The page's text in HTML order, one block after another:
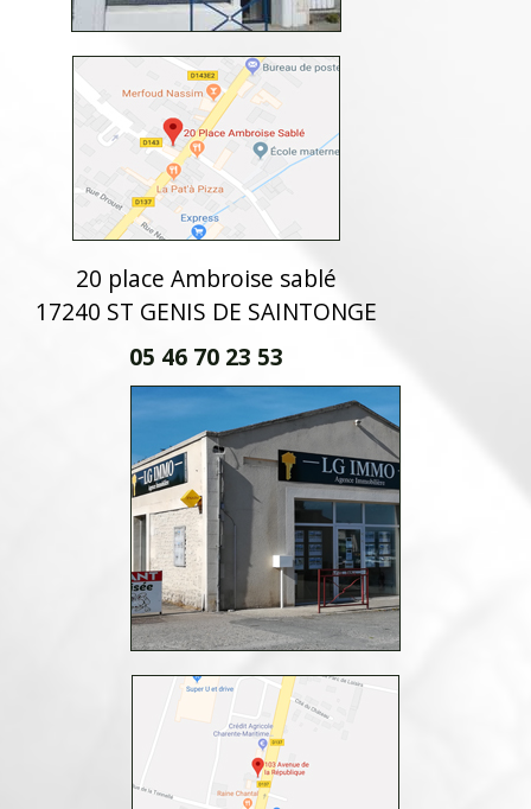
20 place Ambroise sablé
17240 ST GENIS DE SAINTONGE
05 46 70 23 53